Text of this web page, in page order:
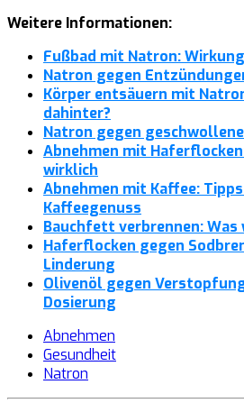
Weitere Informationen:
Fußbad mit Natron:
Natron gegen
Körper entsäuern mit
dahinter?
Natron gegen
Abnehmen mit
wirklich
Abnehmen mit Kaffee:
Kaffeegenuss
Bauchfett verbrennen:
Haferflocken gegen
Linderung
Olivenöl gegen
Dosierung
Abnehmen
Gesundheit
Natron